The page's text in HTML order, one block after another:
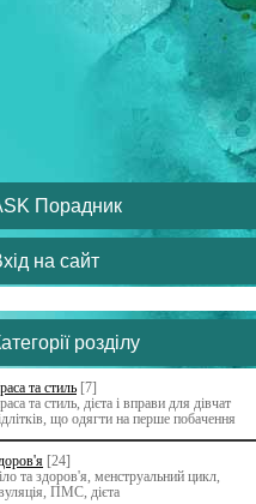
Порадник
на сайт
розділу
та стиль [7]
та стиль, дієта і вправи для дівчат
що одягти на перше побачення
[24]
та здоров'я, менструальний цикл,
ПМС, дієта